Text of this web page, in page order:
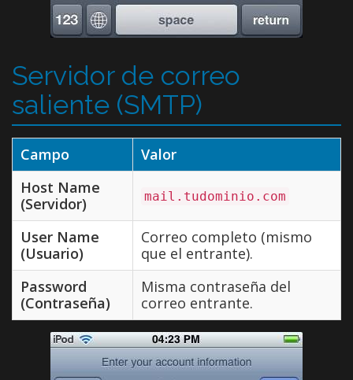
Servidor de correo
saliente (SMTP)
Campo
Valor
Host Name
(Servidor)
mail.tudominio.com
User Name
(Usuario)
Correo completo (mismo
que el entrante).
Password
(Contraseña)
Misma contraseña del
correo entrante.